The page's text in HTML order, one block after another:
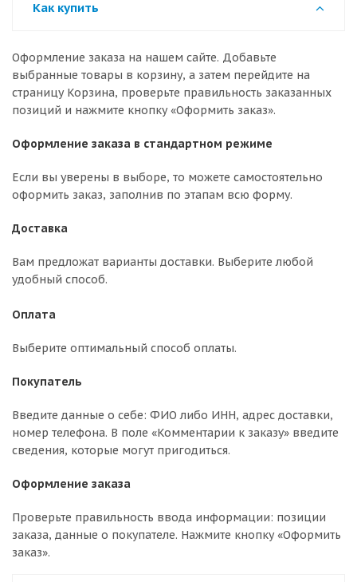
Как купить
Оформление заказа на нашем сайте. Добавьте
выбранные товары в корзину, а затем перейдите на
страницу Корзина, проверьте правильность заказанных
позиций и нажмите кнопку «Оформить заказ».
Оформление заказа в стандартном режиме
Если вы уверены в выборе, то можете самостоятельно
оформить заказ, заполнив по этапам всю форму.
Доставка
Вам предложат варианты доставки. Выберите любой
удобный способ.
Оплата
Выберите оптимальный способ оплаты.
Покупатель
Введите данные о себе: ФИО либо ИНН, адрес доставки,
номер телефона. В поле «Комментарии к заказу» введите
сведения, которые могут пригодиться.
Оформление заказа
Проверьте правильность ввода информации: позиции
заказа, данные о покупателе. Нажмите кнопку «Оформить
заказ».